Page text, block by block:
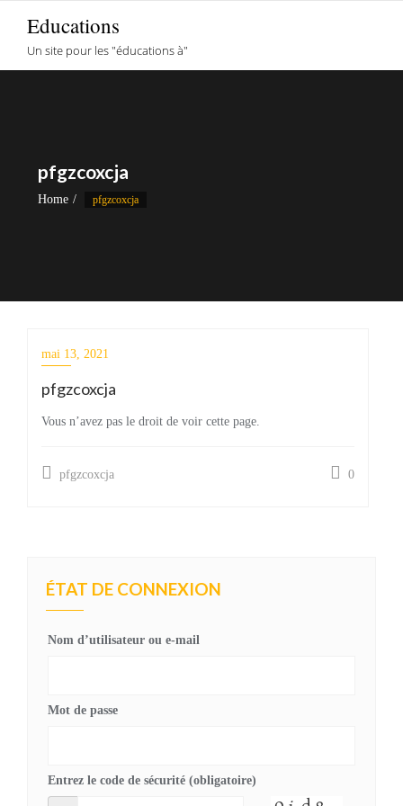
content
Educations
Un site pour les "éducations à"
pfgzcoxcja
Home pfgzcoxcja
mai 13, 2021
pfgzcoxcja
Vous n’avez pas le droit de voir cette page.
pfgzcoxcja 0
ÉTAT DE CONNEXION
Nom d’utilisateur ou e-mail
Mot de passe
Entrez le code de sécurité (obligatoire)